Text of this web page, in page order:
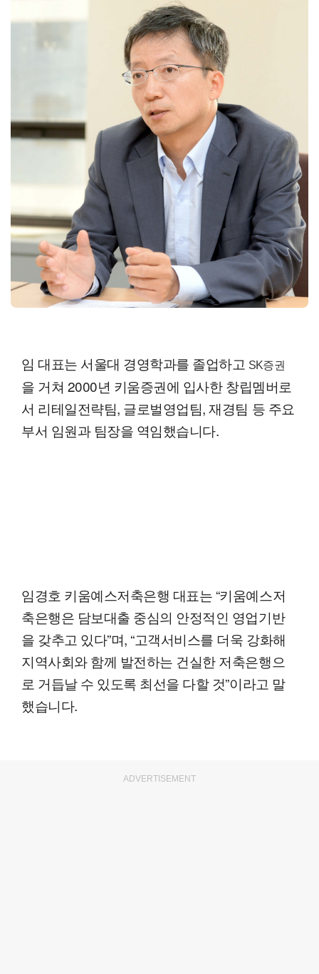
임 대표는 서울대 경영학과를 졸업하고 SK증권
을 거쳐 2000년 키움증권에 입사한 창립멤버로
서 리테일전략팀, 글로벌영업팀, 재경팀 등 주요
부서 임원과 팀장을 역임했습니다.
임경호 키움예스저축은행 대표는 “키움예스저
축은행은 담보대출 중심의 안정적인 영업기반
을 갖추고 있다”며, “고객서비스를 더욱 강화해
지역사회와 함께 발전하는 건실한 저축은행으
로 거듭날 수 있도록 최선을 다할 것”이라고 말
했습니다.
ADVERTISEMENT